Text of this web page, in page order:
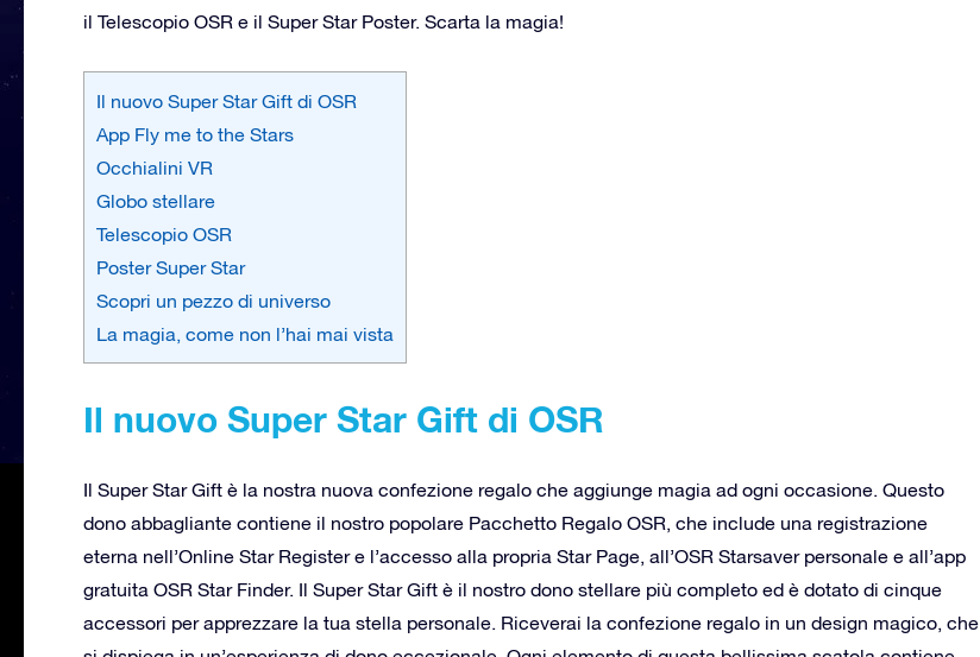
il Telescopio OSR e il Super Star Poster. Scarta la magia!
Il nuovo Super Star Gift di OSR
App Fly me to the Stars
Occhialini VR
Globo stellare
Telescopio OSR
Poster Super Star
Scopri un pezzo di universo
La magia, come non l’hai mai vista
Il nuovo Super Star Gift di OSR
Il Super Star Gift è la nostra nuova confezione regalo che aggiunge magia ad ogni occasione. Questo
dono abbagliante contiene il nostro popolare Pacchetto Regalo OSR, che include una registrazione
eterna nell’Online Star Register e l’accesso alla propria Star Page, all’OSR Starsaver personale e all’app
gratuita OSR Star Finder. Il Super Star Gift è il nostro dono stellare più completo ed è dotato di cinque
accessori per apprezzare la tua stella personale. Riceverai la confezione regalo in un design magico, che